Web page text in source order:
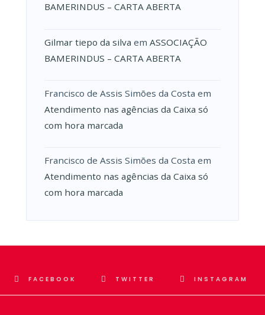
BAMERINDUS – CARTA ABERTA
Gilmar tiepo da silva em ASSOCIAÇÃO
BAMERINDUS – CARTA ABERTA
Francisco de Assis Simões da Costa em
Atendimento nas agências da Caixa só
com hora marcada
Francisco de Assis Simões da Costa em
Atendimento nas agências da Caixa só
com hora marcada
FACEBOOK TWITTER INSTAGRAM